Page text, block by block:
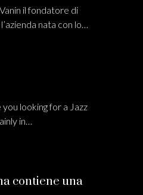
il fondatore di
nata con lo…
looking for a Jazz
in…
contiene una